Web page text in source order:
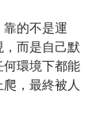
的不是運
而是自己默
環境下都能
，最終被人